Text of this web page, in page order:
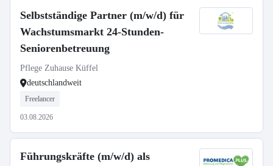
Selbstständige Partner (m/w/d) für
Wachstumsmarkt 24-Stunden-
Seniorenbetreuung
Pflege Zuhause Küffel
deutschlandweit
Freelancer
03.08.2026
Führungskräfte (m/w/d) als